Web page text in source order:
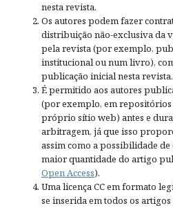
nesta revista.
Os autores podem fazer
distribuição não-exclusiva da
pela revista (por exemplo,
institucional ou num livro),
publicação inicial nesta revista.
É permitido aos autores
(por exemplo, em
próprio sítio web) antes e
arbitragem, já que isso
assim como a possibilidade de
maior quantidade do artigo
Open Access).
Uma licença CC em formato
se inserida em todos os